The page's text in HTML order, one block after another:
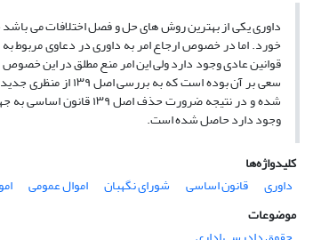
داوری یکی از بهترین روش های حل و فصل اختلافات می باشد
خورد. اما در خصوص ارجاع امر به داوری در دعاوی مربوط
قوانین عادی وجود دارد ولی این امر منع مطلق در این
سعی بر آن بوده
شده و در نتیجه
وجود دارد حاصل شده است.
کلیدواژه‌ها
داوری
قانون اساسی شورای نگهبان اموال عمومی
موضوعات